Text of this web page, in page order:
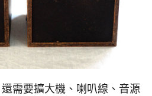
需要擴大機、喇叭線、音源